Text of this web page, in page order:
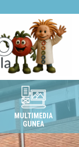
MULTIMEDIA
GUNEA